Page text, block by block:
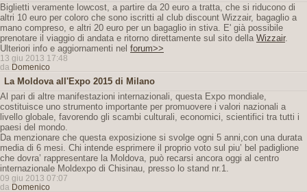
Biglietti veramente lowcost, a partire da 20 euro a tratta, che si riducono di
altri 10 euro per coloro che sono iscritti al club discount Wizzair, bagaglio a
mano compreso, e altri 20 euro per un bagaglio in stiva. E' già possibile
prenotare il viaggio di andata e ritorno direttamente sul sito della Wizzair.
Ulteriori info e aggiornamenti nel forum>>
13 giu 2013 17:48
da Domenico
La Moldova all'Expo 2015 di Milano
Al pari di altre manifestazioni internazionali, questa Expo mondiale,
costituisce uno strumento importante per promuovere i valori nazionali a
livello globale, favorendo gli scambi culturali, economici, scientifici tra tutti i
paesi del mondo.
Da menzionare che questa exposizione si svolge ogni 5 anni,con una durata
media di 6 mesi. Chi intende esprimere il proprio voto sul piu’ bel padiglione
che dovra’ rappresentare la Moldova, può recarsi ancora oggi al centro
internazionale Moldexpo di Chisinau, presso lo stand nr.1.
09 giu 2013 07:07
da Domenico